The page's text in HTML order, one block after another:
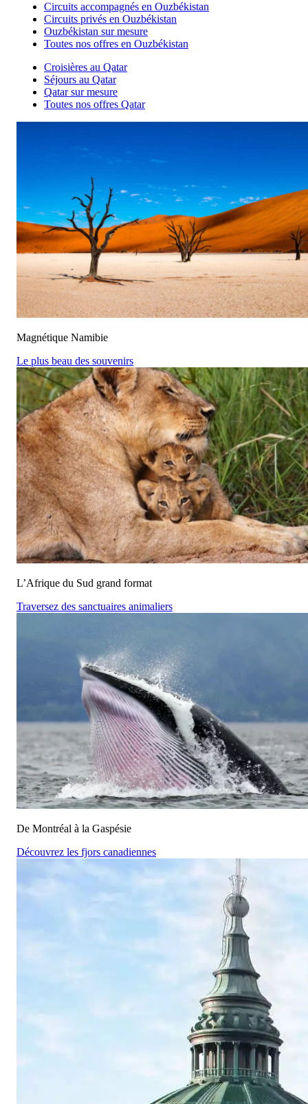
Circuits accompagnés en Ouzbékistan
Circuits privés en Ouzbékistan
Ouzbékistan sur mesure
Toutes nos offres en Ouzbékistan
Croisières au Qatar
Séjours au Qatar
Qatar sur mesure
Toutes nos offres Qatar
Magnétique Namibie
Le plus beau des souvenirs
L’Afrique du Sud grand format
Traversez des sanctuaires animaliers
De Montréal à la Gaspésie
Découvrez les fjors canadiennes